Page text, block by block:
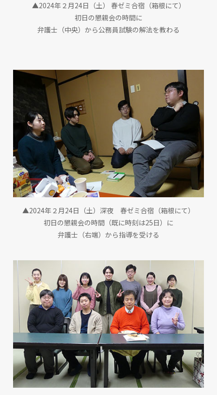
▲2024年２月24日（土） 春ゼミ合宿（箱根にて）
初日の懇親会の時間に
弁護士（中央）から公務員試験の解法を教わる
▲2024年２月24日（土）深夜 春ゼミ合宿（箱根にて）
初日の懇親会の時間（既に時刻は25日）に
弁護士（右端）から指導を受ける